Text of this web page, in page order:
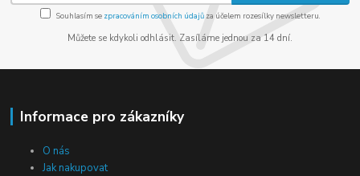
Souhlasím se zpracováním osobních údajůza účelem rozesílky newsletteru.
Můžete se kdykoli odhlásit. Zasíláme jednou za 14 dní.
Informace pro zákazníky
O nás
Jak nakupovat